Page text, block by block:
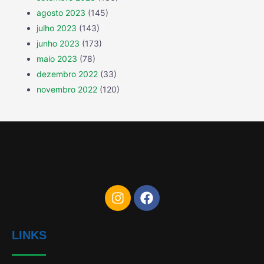
agosto 2023 (145)
julho 2023 (143)
junho 2023 (173)
maio 2023 (78)
dezembro 2022 (33)
novembro 2022 (120)
LINKS